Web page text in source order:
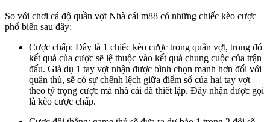
So với chơi cá độ quần vợt Nhà cái m88 có những chiếc kèo cược
phổ biến sau đây:
Cược chấp: Đây là 1 chiếc kèo cược trong quần vợt, trong đó
kết quả của cược sẽ lệ thuộc vào kết quả chung cuộc của trận
đấu. Giả dụ 1 tay vợt nhận được bình chọn mạnh hơn đối với
quân thù, sẽ có sự chênh lệch giữa điểm số của hai tay vợt
theo tỷ trọng cược mà nhà cái đã thiết lập. Đây nhận được gọi
là kèo cược chấp.